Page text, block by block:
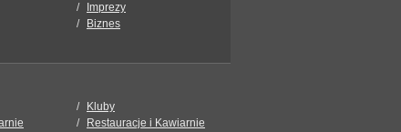
Imprezy
Biznes
Kluby
Restauracje i Kawiarnie